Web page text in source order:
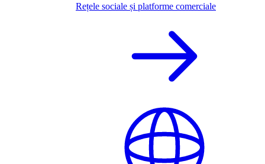
Rețele sociale și platforme comerciale